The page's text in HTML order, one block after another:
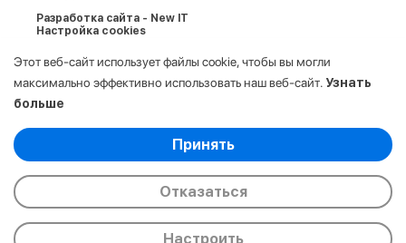
Разработка сайта - New IT
Настройка cookies
193749584. Все права защищены.
Этот веб-сайт использует файлы cookie, чтобы вы могли
максимально эффективно использовать наш веб-сайт. Узнать
больше
Выберите настройки cookie
Аналитические/Функциональные
Принять
Отказаться
Настроить